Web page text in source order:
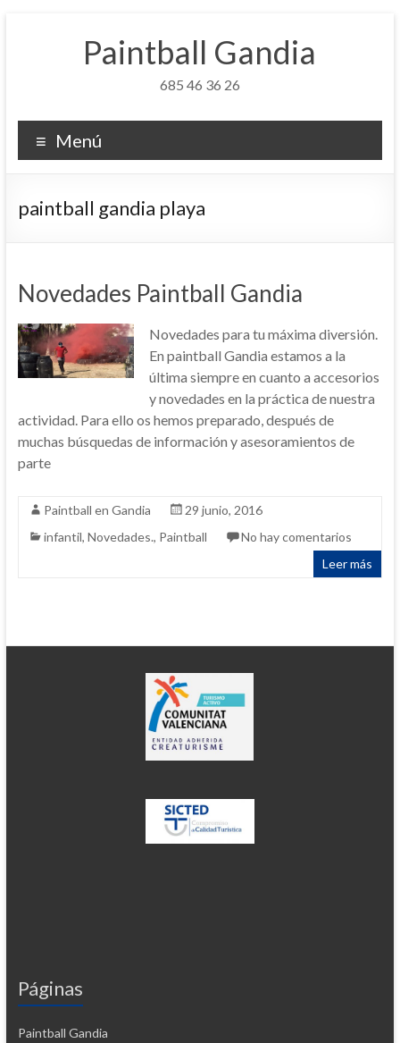
Paintball Gandia
685 46 36 26
Menú
paintball gandia playa
Novedades Paintball Gandia
Novedades para tu máxima diversión.
En paintball Gandia estamos a la
última siempre en cuanto a accesorios
y novedades en la práctica de nuestra
actividad. Para ello os hemos preparado, después de
muchas búsquedas de información y asesoramientos de
parte
Paintball en Gandia
29 junio, 2016
infantil, Novedades., Paintball
No hay comentarios
Leer más
Páginas
Paintball Gandia